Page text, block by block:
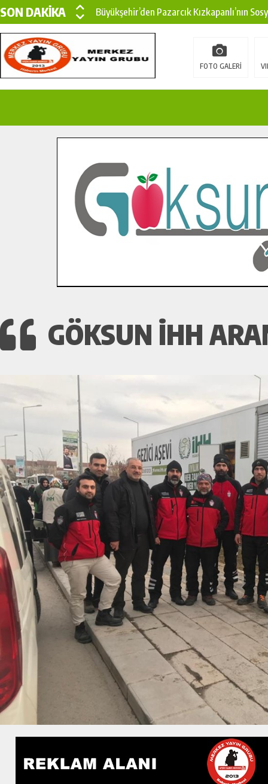
SON DAKİKA
Büyükşehir’den Pazarcık Kızkapanlı’nın
Büyükşehir’den Pazarcık Kırsalına Modern
Çin’den KSÜ’ye Uluslararası Başarı:
İlçe Jandarma Komutanı Karakaya’dan
Bertiz’in Yeni Köprüsünde Sona Doğru.
FOTO GALERİ
GÖKSUN İHH